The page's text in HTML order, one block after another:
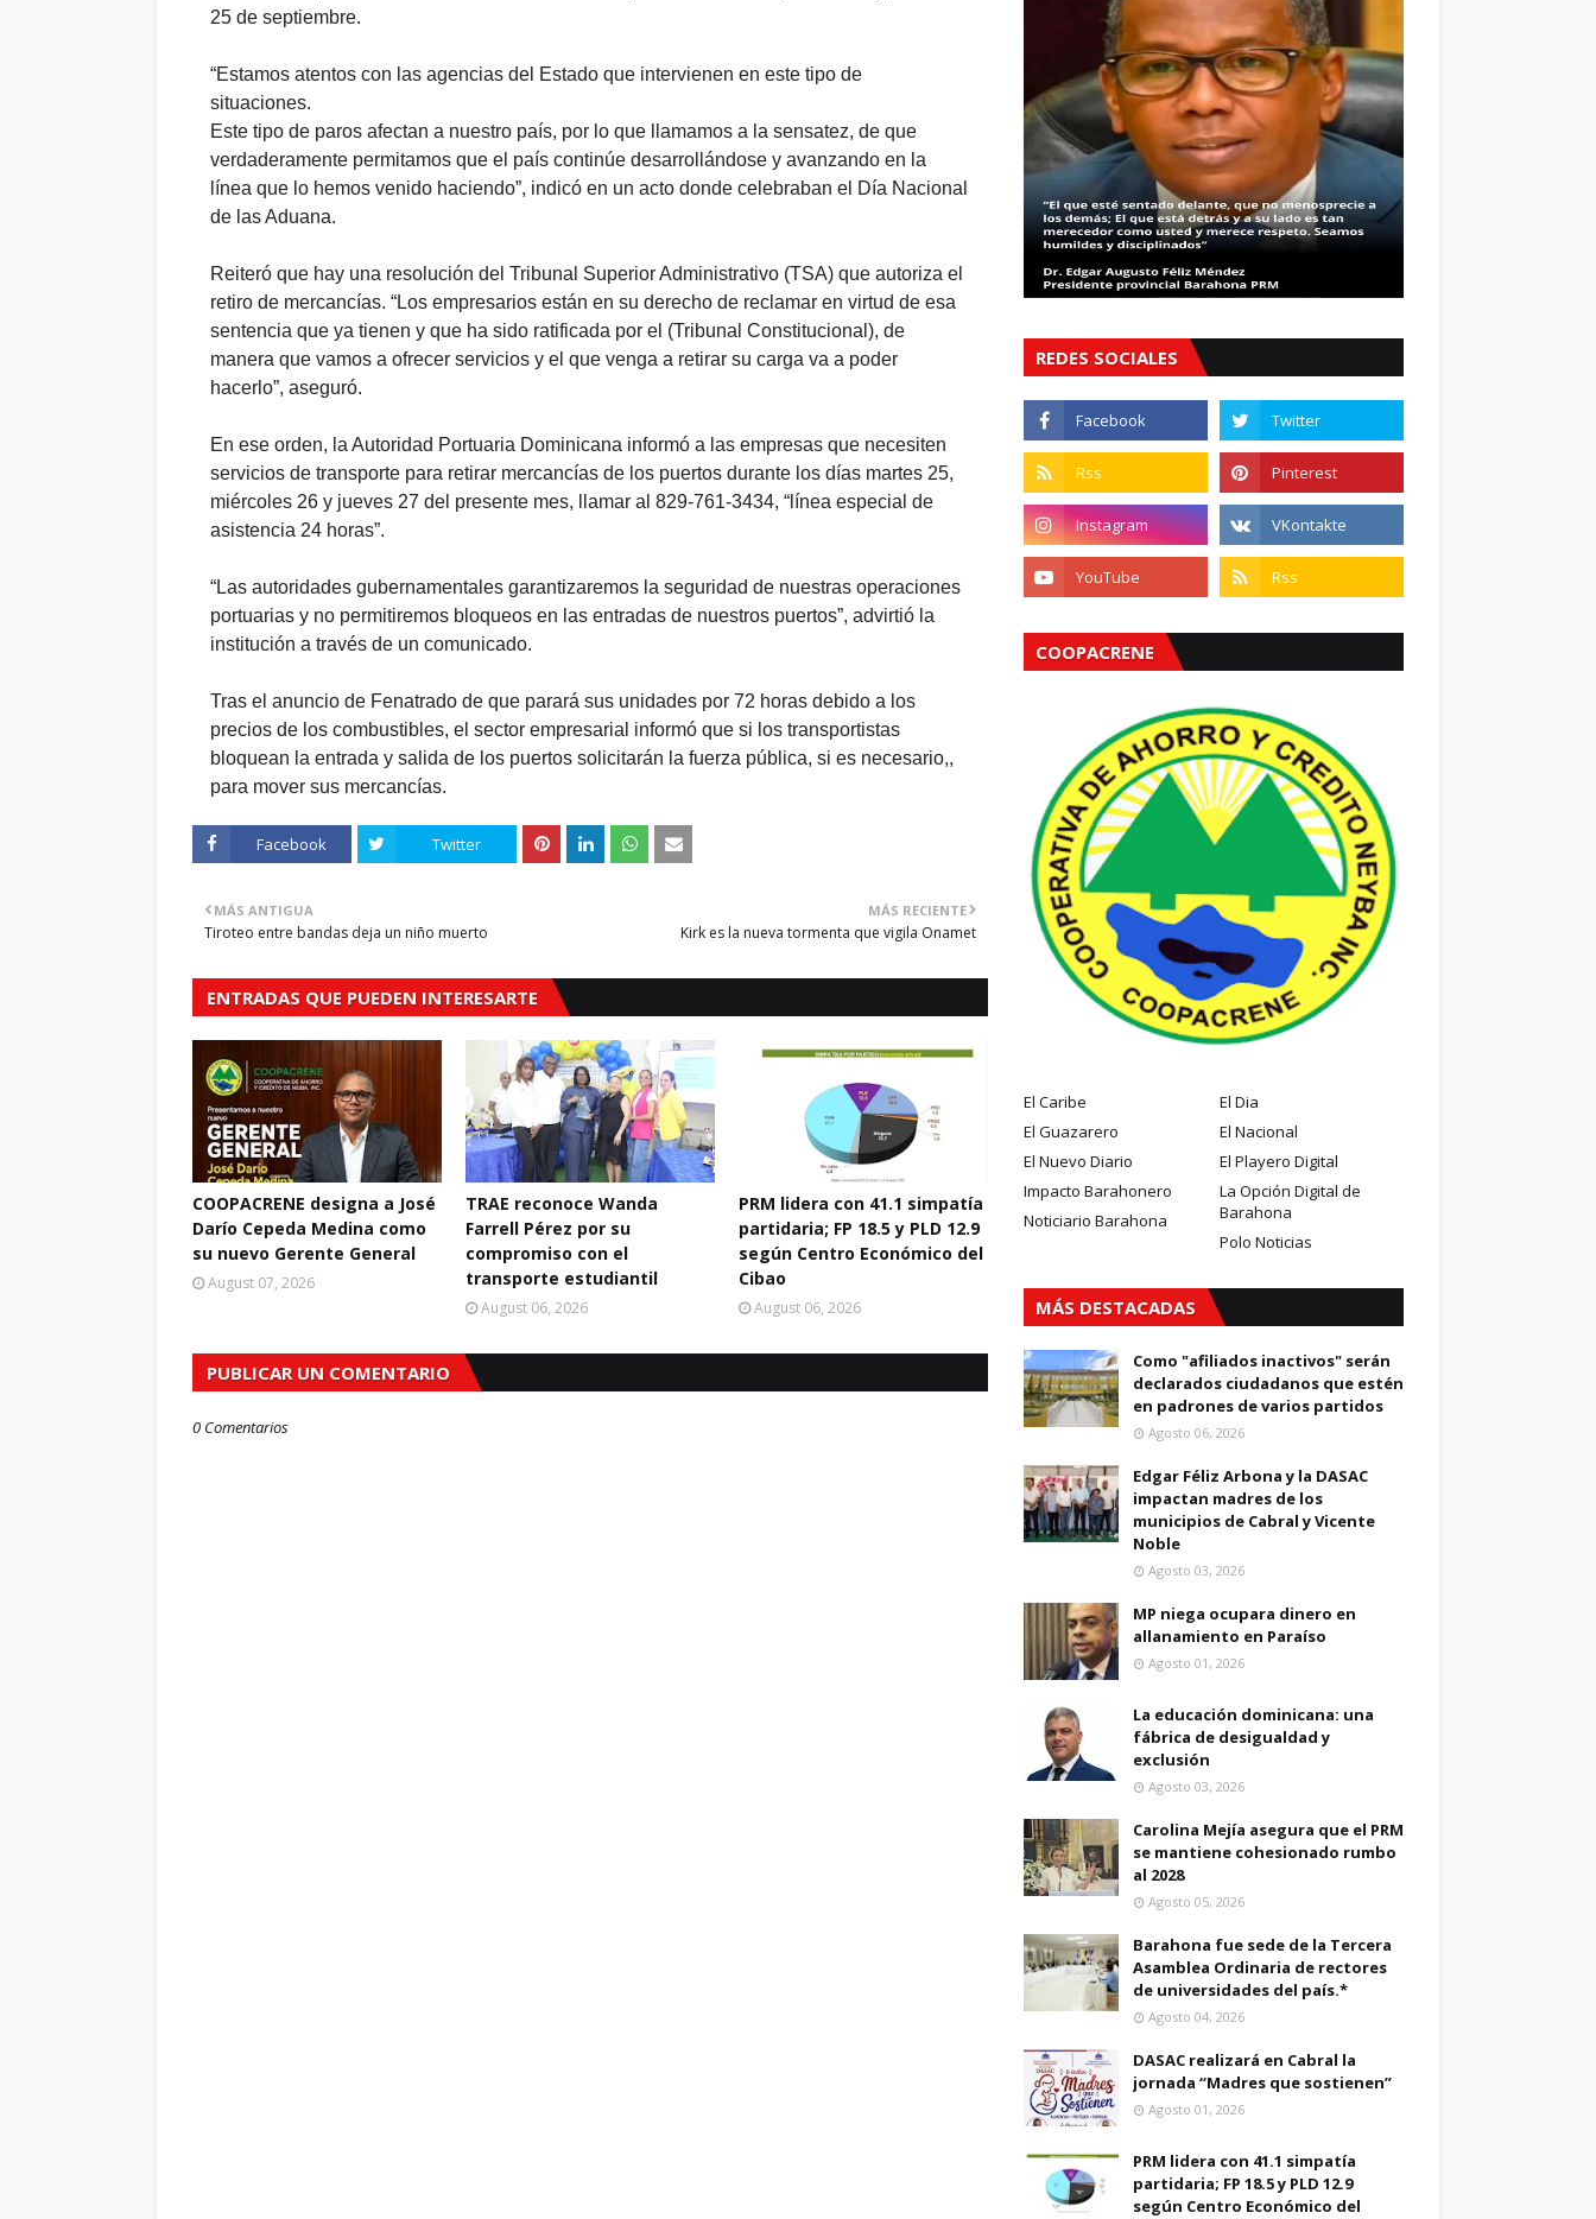
25 de septiembre.
“Estamos atentos con las agencias del Estado que intervienen en este tipo de
situaciones.
Este tipo de paros afectan a nuestro país, por lo que llamamos a la sensatez, de que
verdaderamente permitamos que el país continúe desarrollándose y avanzando en la
línea que lo hemos venido haciendo”, indicó en un acto donde celebraban el Día Nacional
de las Aduana.
Reiteró que hay una resolución del Tribunal Superior Administrativo (TSA) que autoriza el
retiro de mercancías. “Los empresarios están en su derecho de reclamar en virtud de esa
sentencia que ya tienen y que ha sido ratificada por el (Tribunal Constitucional), de
manera que vamos a ofrecer servicios y el que venga a retirar su carga va a poder
hacerlo”, aseguró.
En ese orden, la Autoridad Portuaria Dominicana informó a las empresas que necesiten
servicios de transporte para retirar mercancías de los puertos durante los días martes 25,
miércoles 26 y jueves 27 del presente mes, llamar al 829-761-3434, “línea especial de
asistencia 24 horas”.
“Las autoridades gubernamentales garantizaremos la seguridad de nuestras operaciones
portuarias y no permitiremos bloqueos en las entradas de nuestros puertos”, advirtió la
institución a través de un comunicado.
Tras el anuncio de Fenatrado de que parará sus unidades por 72 horas debido a los
precios de los combustibles, el sector empresarial informó que si los transportistas
bloquean la entrada y salida de los puertos solicitarán la fuerza pública, si es necesario,,
para mover sus mercancías.
Facebook Twitter
MÁS RECIENTE
Kirk es la nueva tormenta que vigila Onamet
MÁS ANTIGUA
Tiroteo entre bandas deja un niño muerto
ENTRADAS QUE PUEDEN INTERESARTE
COOPACRENE designa a José
Darío Cepeda Medina como
su nuevo Gerente General
August 07, 2026
TRAE reconoce Wanda
Farrell Pérez por su
compromiso con el
transporte estudiantil
August 06, 2026
PRM lidera con 41.1 simpatía
partidaria; FP 18.5 y PLD 12.9
según Centro Económico del
Cibao
August 06, 2026
PUBLICAR UN COMENTARIO
0 Comentarios
REDES SOCIALES
COOPACRENE
El Caribe
El Dia
El Guazarero
El Nacional
El Nuevo Diario
El Playero Digital
Impacto Barahonero
La Opción Digital de
Barahona
Noticiario Barahona
Polo Noticias
MÁS DESTACADAS
Como "afiliados inactivos" serán
declarados ciudadanos que estén
en padrones de varios partidos
Agosto 06, 2026
Edgar Féliz Arbona y la DASAC
impactan madres de los
municipios de Cabral y Vicente
Noble
Agosto 03, 2026
MP niega ocupara dinero en
allanamiento en Paraíso
Agosto 01, 2026
La educación dominicana: una
fábrica de desigualdad y
exclusión
Agosto 03, 2026
Carolina Mejía asegura que el PRM
se mantiene cohesionado rumbo
al 2028
Agosto 05, 2026
Barahona fue sede de la Tercera
Asamblea Ordinaria de rectores
de universidades del país.*
Agosto 04, 2026
DASAC realizará en Cabral la
jornada “Madres que sostienen”
Agosto 01, 2026
PRM lidera con 41.1 simpatía
partidaria; FP 18.5 y PLD 12.9
según Centro Económico del